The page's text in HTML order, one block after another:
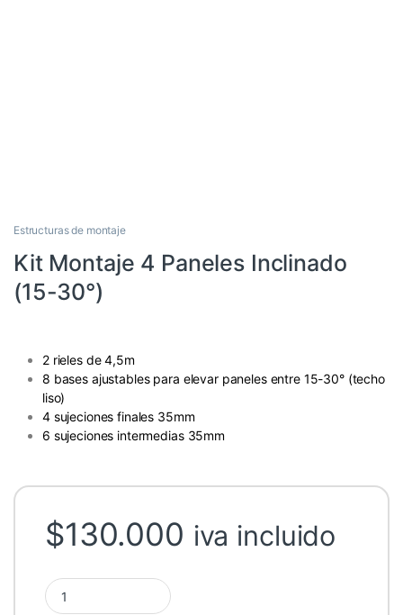
Estructuras de montaje
Kit Montaje 4 Paneles Inclinado
(15-30°)
2 rieles de 4,5m
8 bases ajustables para elevar paneles entre 15-30° (techo
liso)
4 sujeciones finales 35mm
6 sujeciones intermedias 35mm
$130.000 iva incluido
Kit Montaje 4 Paneles Inclinado (15-30°) quantity